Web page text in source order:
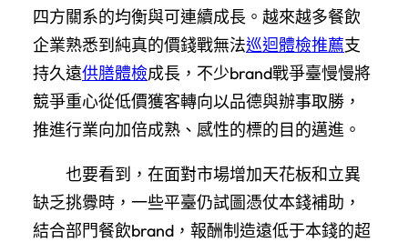
四方關系的均衡與可連續成長。越來越多餐飲
企業熟悉到純真的價錢戰無法巡迴體檢推薦支
持久遠供膳體檢成長，不少brand戰爭臺慢慢將
競爭重心從低價獲客轉向以品德與辦事取勝，
推進行業向加倍成熟、感性的標的目的邁進。
也要看到，在面對市場增加天花板和立異
缺乏挑釁時，一些平臺仍試圖憑仗本錢補助，
結合部門餐飲brand，報酬制造遠低于本錢的超